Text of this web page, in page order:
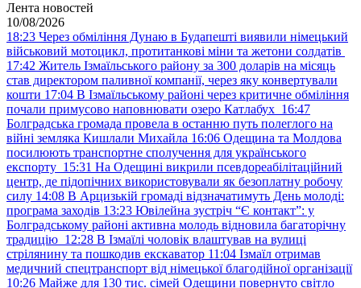
Лента новостей
10/08/2026
18:23 Через обміління Дунаю в Будапешті виявили німецький
військовий мотоцикл, протитанкові міни та жетони солдатів
17:42 Житель Ізмаїльського району за 300 доларів на місяць
став директором паливної компанії, через яку конвертували
кошти 17:04 В Ізмаїльському районі через критичне обміління
почали примусово наповнювати озеро Катлабух 16:47
Болградська громада провела в останню путь полеглого на
війні земляка Кишлали Михайла 16:06 Одещина та Молдова
посилюють транспортне сполучення для українського
експорту 15:31 На Одещині викрили псевдореабілітаційний
центр, де підопічних використовували як безоплатну робочу
силу 14:08 В Арцизькій громаді відзначатимуть День молоді:
програма заходів 13:23 Ювілейна зустріч “Є контакт”: у
Болградському районі активна молодь відновила багаторічну
традицію 12:28 В Ізмаїлі чоловік влаштував на вулиці
стрілянину та пошкодив екскаватор 11:04 Ізмаїл отримав
медичний спецтранспорт від німецької благодійної організації
10:26 Майже для 130 тис. сімей Одещини повернуто світло